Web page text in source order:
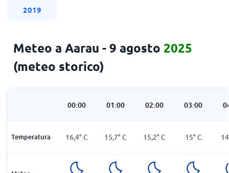
2019
Meteo a Aarau - 9 agosto 2025
(meteo storico)
00:00 01:00 02:00 03:00
Temperatura 16,4°C 15,7°C 15,2°C 15°C